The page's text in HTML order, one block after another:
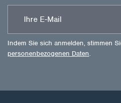
Indem Sie sich anmelden, stimmen
personenbezogenen Daten.